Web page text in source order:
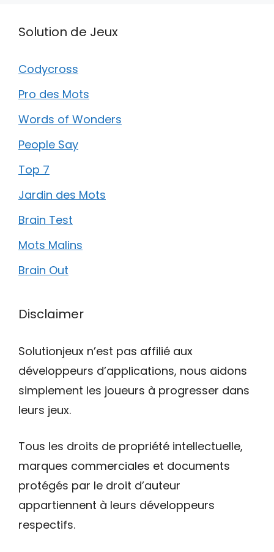
Solution de Jeux
Codycross
Pro des Mots
Words of Wonders
People Say
Top 7
Jardin des Mots
Brain Test
Mots Malins
Brain Out
Disclaimer
Solutionjeux n’est pas affilié aux
développeurs d’applications, nous aidons
simplement les joueurs à progresser dans
leurs jeux.
Tous les droits de propriété intellectuelle,
marques commerciales et documents
protégés par le droit d’auteur
appartiennent à leurs développeurs
respectifs.